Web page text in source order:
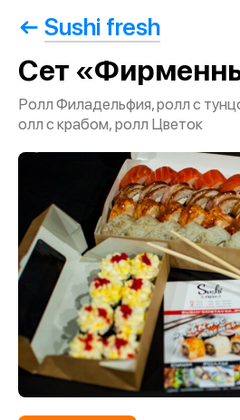
Sushi fresh
Сет
Ролл Филадельфия, ролл с
олл с крабом, ролл Цветок